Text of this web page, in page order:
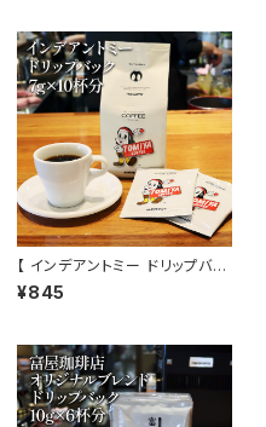
【 インデアントミー ドリップバッ
ク】 7g×10杯分 トミヤコーヒー
ドリップ 酸味 インディアントミ
¥845